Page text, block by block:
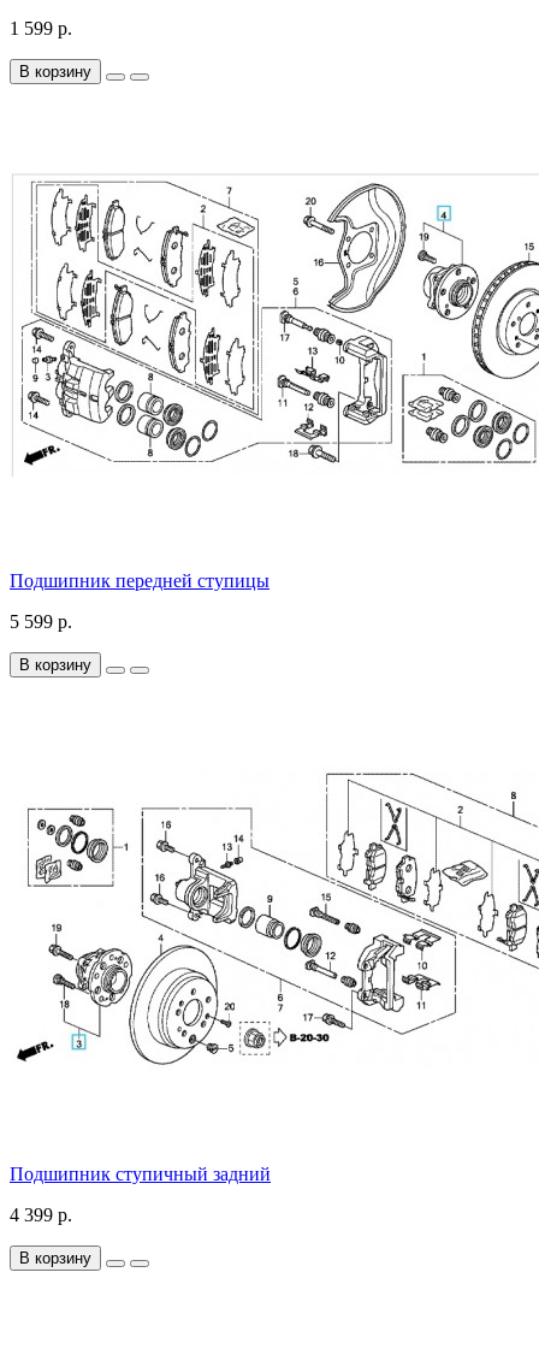
1 599 р.
В корзину
Подшипник передней ступицы
5 599 р.
В корзину
Подшипник ступичный задний
4 399 р.
В корзину